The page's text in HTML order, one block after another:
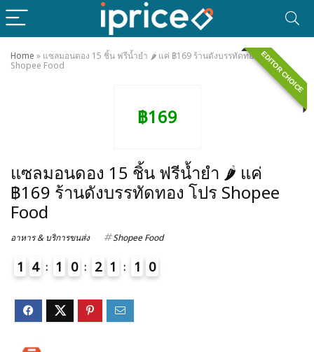
Home » แซลมอนดอง 15 ชิ้น ฟรีน้ำยำ 🌶️ แค่ ฿169 ร้านดังบรรทัดทอง โปร
Shopee Food
EDITOR CHOICE
฿169
แซลมอนดอง 15 ชิ้น ฟรีน้ำยำ 🌶️ แค่
฿169 ร้านดังบรรทัดทอง โปร Shopee
Food
อาหาร & บริการขนส่ง Shopee Food
1 4 1 0 2 1 1 0